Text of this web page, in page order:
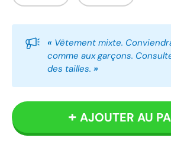
« Vêtement mixte.
comme aux garçons.
des tailles. »
AJOUTER AU